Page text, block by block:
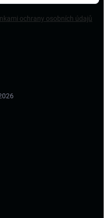
ochrany osobních údajů